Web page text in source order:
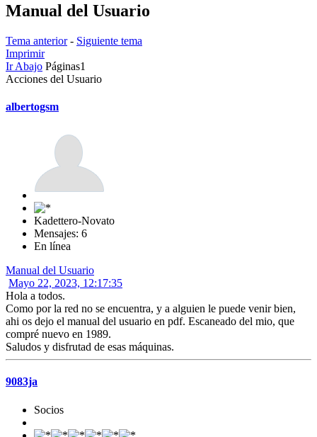
Manual del Usuario
Tema anterior- Siguiente tema
Imprimir
Ir Abajo Páginas1
Acciones del Usuario
albertogsm
Kadettero-Novato
Mensajes: 6
En línea
Manual del Usuario
Mayo 22, 2023, 12:17:35
Hola a todos.
Como por la red no se encuentra, y a alguien le puede venir bien,
ahi os dejo el manual del usuario en pdf. Escaneado del mio, que
compré nuevo en 1989.
Saludos y disfrutad de esas máquinas.
9083ja
Socios